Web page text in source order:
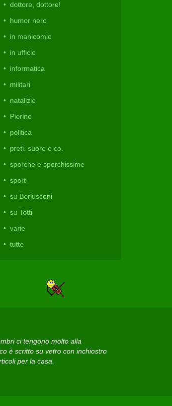
dottore, dottore!
humor nero
in manicomio
in ufficio
informatica
militari
natalizie
Pierino
politica
preti. suore e co.
sporche e sporchissime
sport
su Berlusconi
su Totti
varie
tutte
ci tengono molto alla
è scritto su vetro con inchiostro
per la casa.